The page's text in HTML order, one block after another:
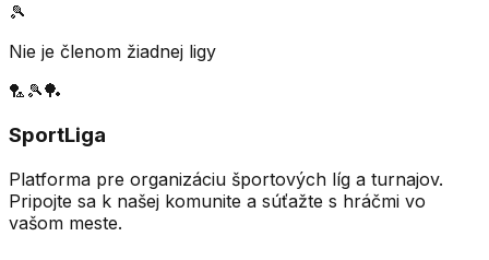
🎾
Nie je členom žiadnej ligy
🏸 🎾🏓
SportLiga
Platforma pre organizáciu športových líg a turnajov.
Pripojte sa k našej komunite a súťažte s hráčmi vo
vašom meste.